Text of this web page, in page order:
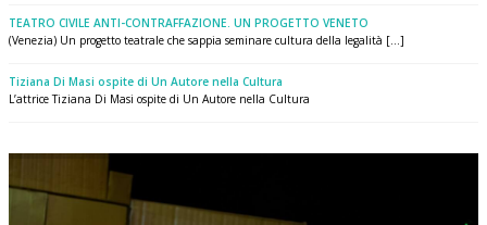
TEATRO CIVILE ANTI-CONTRAFFAZIONE. UN PROGETTO VENETO
(Venezia) Un progetto teatrale che sappia seminare cultura della legalità [...]
Tiziana Di Masi ospite di Un Autore nella Cultura
L’attrice Tiziana Di Masi ospite di Un Autore nella Cultura